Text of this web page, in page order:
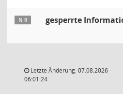
N 9 gesperrte
Letzte Änderung: 07.08.2026
06:01:24